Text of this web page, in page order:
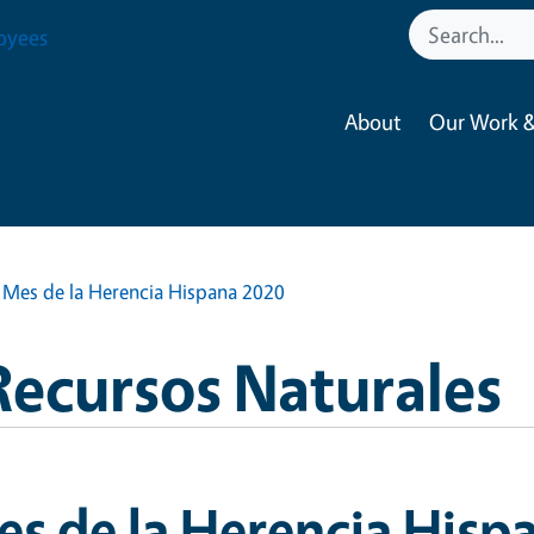
About Our Work
Mes de la Herencia Hispana 2020
Naturales